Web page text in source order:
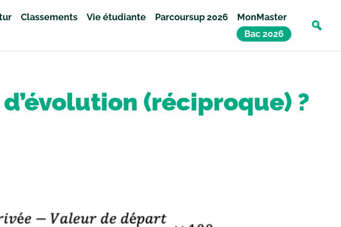
Classements Vie étudiante Parcoursup 2026
MonMaster
Bac 2026
(réciproque) ?